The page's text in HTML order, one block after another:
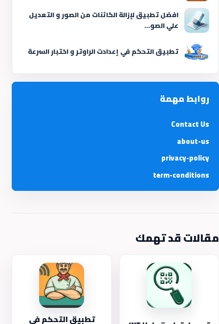
افضل تطبيق لإزالة الكائنات من الصور و التعديل
علي الصو...
تطبيق التحكم في إعدادت الراوتر و اختبار السرعة
روابط مهمة
Contact Us
about-us
privacy-policy
term-conditions
مقالات قد تهمك
تطبيق التحكم في